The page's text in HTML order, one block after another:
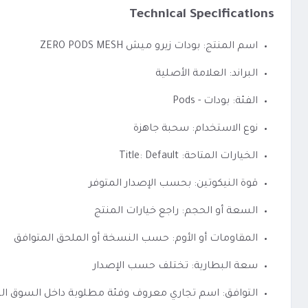
Technical Specifications
اسم المنتج: بودات زيرو ميش ZERO PODS MESH
البراند: العلامة الأصلية
الفئة: بودات - Pods
نوع الاستخدام: سحبة جاهزة
الخيارات المتاحة: Title: Default
قوة النيكوتين: بحسب الإصدار المتوفر
السعة أو الحجم: راجع خيارات المنتج
المقاومات أو الأوم: حسب النسخة أو الملحق المتوافق
سعة البطارية: تختلف حسب الإصدار
التوافق: اسم تجاري معروف وفئة مطلوبة داخل السوق